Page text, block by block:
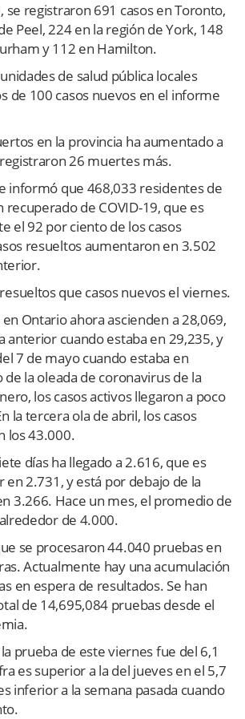
se registraron 691 casos en Toronto,
Peel, 224 en la región de York, 148
y 112 en Hamilton.
de salud pública locales
de 100 casos nuevos en el informe
en la provincia ha aumentado a
26 muertes más.
informó que 468,033 residentes de
recuperado de COVID-19, que es
el 92 por ciento de los casos
resueltos aumentaron en 3.502
que casos nuevos el viernes.
en Ontario ahora ascienden a 28,069,
anterior cuando estaba en 29,235, y
7 de mayo cuando estaba en
de la oleada de coronavirus de la
los casos activos llegaron a poco
la tercera ola de abril, los casos
los 43.000.
días ha llegado a 2.616, que es
en 2.731, y está por debajo de la
3.266. Hace un mes, el promedio de
de 4.000.
se procesaron 44.040 pruebas en
Actualmente hay una acumulación
en espera de resultados. Se han
de 14,695,084 pruebas desde el
prueba de este viernes fue del 6,1
es superior a la del jueves en el 5,7
inferior a la semana pasada cuando